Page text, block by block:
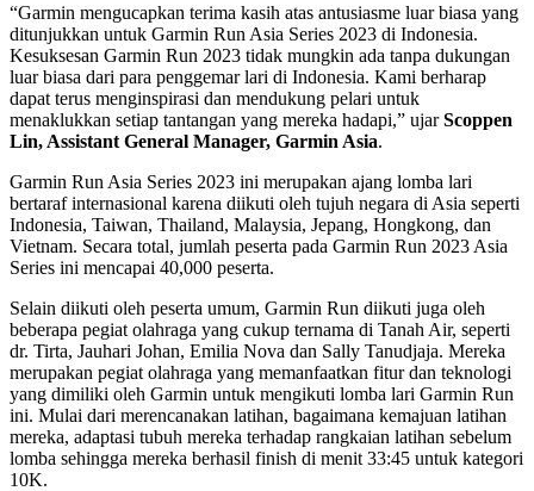
“Garmin mengucapkan terima kasih atas antusiasme luar biasa yang
ditunjukkan untuk Garmin Run Asia Series 2023 di Indonesia.
Kesuksesan Garmin Run 2023 tidak mungkin ada tanpa dukungan
luar biasa dari para penggemar lari di Indonesia. Kami berharap
dapat terus menginspirasi dan mendukung pelari untuk
menaklukkan setiap tantangan yang mereka hadapi,” ujarScoppen
Lin, Assistant General Manager, Garmin Asia.
Garmin Run Asia Series 2023 ini merupakan ajang lomba lari
bertaraf internasional karena diikuti oleh tujuh negara di Asia seperti
Indonesia, Taiwan, Thailand, Malaysia, Jepang, Hongkong, dan
Vietnam. Secara total, jumlah peserta pada Garmin Run 2023 Asia
Series ini mencapai 40,000 peserta.
Selain diikuti oleh peserta umum, Garmin Run diikuti juga oleh
beberapa pegiat olahraga yang cukup ternama di Tanah Air, seperti
dr. Tirta, Jauhari Johan, Emilia Nova dan Sally Tanudjaja. Mereka
merupakan pegiat olahraga yang memanfaatkan fitur dan teknologi
yang dimiliki oleh Garmin untuk mengikuti lomba lari Garmin Run
ini. Mulai dari merencanakan latihan, bagaimana kemajuan latihan
mereka, adaptasi tubuh mereka terhadap rangkaian latihan sebelum
lomba sehingga mereka berhasil finish di menit 33:45 untuk kategori
10K.